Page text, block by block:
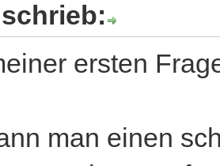
ersten
man einen